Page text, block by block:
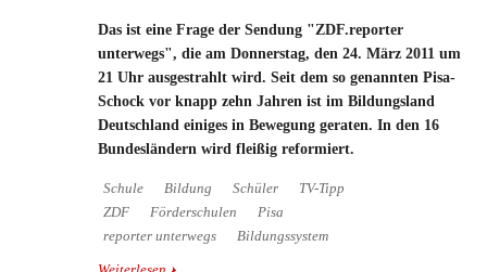
Das ist eine Frage der Sendung "ZDF.reporter
unterwegs", die am Donnerstag, den 24. März 2011 um
21 Uhr ausgestrahlt wird. Seit dem so genannten Pisa-
Schock vor knapp zehn Jahren ist im Bildungsland
Deutschland einiges in Bewegung geraten. In den 16
Bundesländern wird fleißig reformiert.
Schule Bildung Schüler
TV-Tipp
ZDF
Förderschulen
Pisa
reporter unterwegs
Bildungssystem